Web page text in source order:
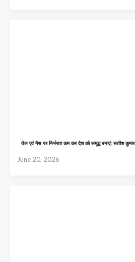
तेल एवं गैस पर निर्भरता कम कर देश को समृद्ध बनाएंः सतीश कुमार
June 20, 2026